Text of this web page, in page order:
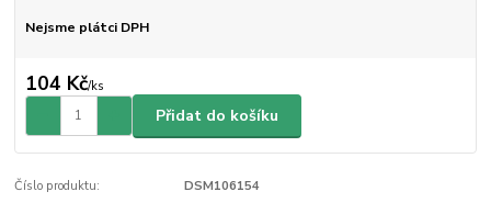
Nejsme plátci DPH
104 Kč/ks
Přidat do košíku
Číslo produktu: DSM106154